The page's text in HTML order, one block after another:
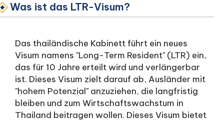
Was ist das LTR-Visum?
Das thailändische Kabinett führt ein neues
Visum namens "Long-Term Resident" (LTR) ein,
das für 10 Jahre erteilt wird und verlängerbar
ist. Dieses Visum zielt darauf ab, Ausländer mit
"hohem Potenzial" anzuziehen, die langfristig
bleiben und zum Wirtschaftswachstum in
Thailand beitragen wollen. Dieses Visum bietet